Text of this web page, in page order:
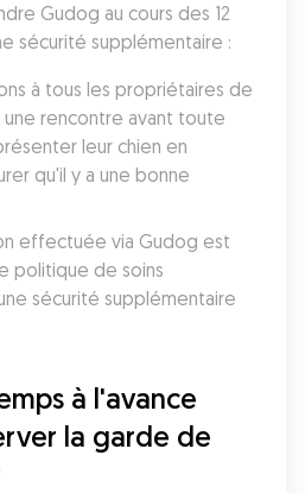
Gudog au cours des 12
sécurité supplémentaire :
à tous les propriétaires de
une rencontre avant toute
leur chien en
qu'il y a une bonne
effectuée via Gudog est
politique de soins
sécurité supplémentaire
à l'avance
la garde de